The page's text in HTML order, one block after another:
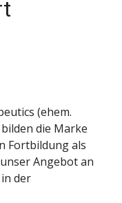
(ehem.
die Marke
Fortbildung als
Angebot an
der